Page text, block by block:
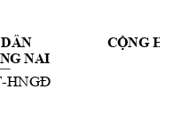
NAI
-HNGĐ
CỘNG